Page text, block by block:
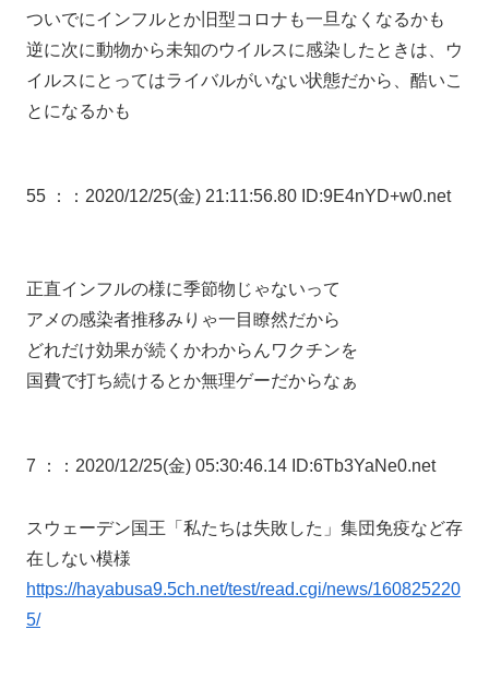
ついでにインフルとか旧型コロナも一旦なくなるかも
逆に次に動物から未知のウイルスに感染したときは、ウ
イルスにとってはライバルがいない状態だから、酷いこ
とになるかも
55 ： ：2020/12/25(金) 21:11:56.80 ID:9E4nYD+w0.net
正直インフルの様に季節物じゃないって
アメの感染者推移みりゃ一目瞭然だから
どれだけ効果が続くかわからんワクチンを
国費で打ち続けるとか無理ゲーだからなぁ
7 ： ：2020/12/25(金) 05:30:46.14 ID:6Tb3YaNe0.net
スウェーデン国王「私たちは失敗した」集団免疫など存
在しない模様
https://hayabusa9.5ch.net/test/read.cgi/news/160825220
5/